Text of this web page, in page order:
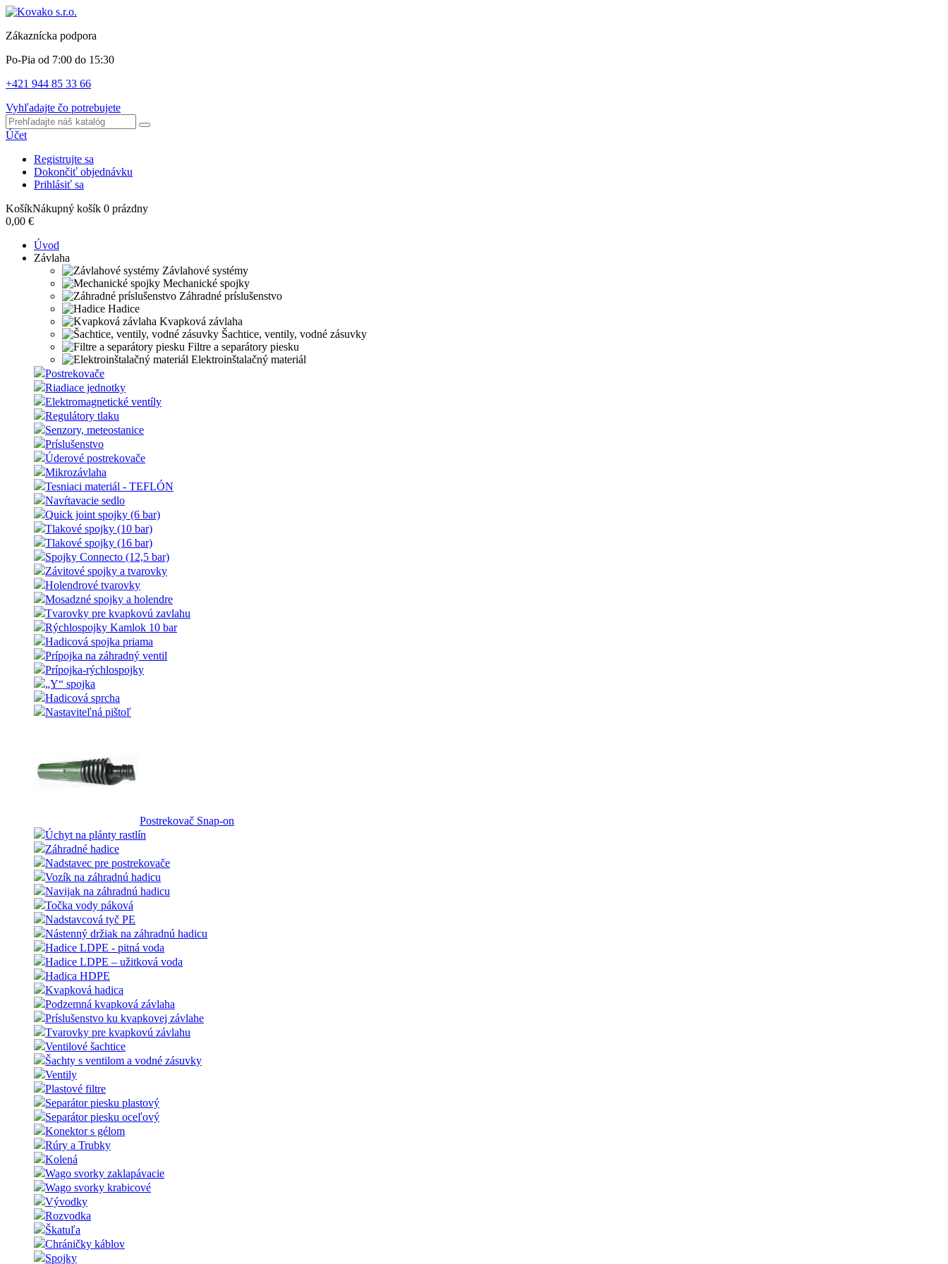
Zákaznícka podpora
Po-Pia od 7:00 do 15:30
+421 944 85 33 66
Vyhľadajte čo potrebujete
Účet
Registrujte sa
Dokončiť objednávku
Prihlásiť sa
KošíkNákupný košík 0 prázdny
0,00 €
Úvod
Závlaha
Závlahové systémy
Mechanické spojky
Záhradné príslušenstvo
Hadice
Kvapková závlaha
Šachtice, ventily, vodné zásuvky
Filtre a separátory piesku
Elektroinštalačný materiál
Postrekovače
Riadiace jednotky
Elektromagnetické ventíly
Regulátory tlaku
Senzory, meteostanice
Príslušenstvo
Úderové postrekovače
Mikrozávlaha
Tesniaci materiál - TEFLÓN
Navŕtavacie sedlo
Quick joint spojky (6 bar)
Tlakové spojky (10 bar)
Tlakové spojky (16 bar)
Spojky Connecto (12,5 bar)
Závitové spojky a tvarovky
Holendrové tvarovky
Mosadzné spojky a holendre
Tvarovky pre kvapkovú zavlahu
Rýchlospojky Kamlok 10 bar
Hadicová spojka priama
Prípojka na záhradný ventil
Prípojka-rýchlospojky
„Y“ spojka
Hadicová sprcha
Nastaviteľná pištoľ
Postrekovač Snap-on
Úchyt na plánty rastlín
Záhradné hadice
Nadstavec pre postrekovače
Vozík na záhradnú hadicu
Navijak na záhradnú hadicu
Točka vody páková
Nadstavcová tyč PE
Nástenný držiak na záhradnú hadicu
Hadice LDPE - pitná voda
Hadice LDPE – užitková voda
Hadica HDPE
Kvapková hadica
Podzemná kvapková závlaha
Príslušenstvo ku kvapkovej závlahe
Tvarovky pre kvapkovú závlahu
Ventilové šachtice
Šachty s ventilom a vodné zásuvky
Ventily
Plastové filtre
Separátor piesku plastový
Separátor piesku oceľový
Konektor s gélom
Rúry a Trubky
Kolená
Wago svorky zaklapávacie
Wago svorky krabicové
Vývodky
Rozvodka
Škatuľa
Chráničky káblov
Spojky